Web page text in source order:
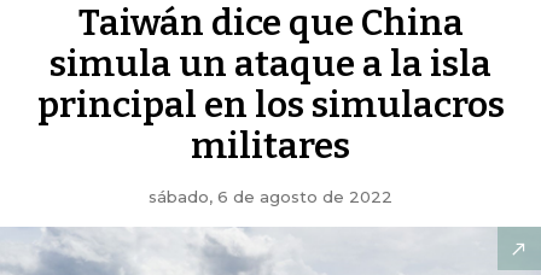
Taiwán dice que China
simula un ataque a la isla
principal en los simulacros
militares
sábado, 6 de agosto de 2022